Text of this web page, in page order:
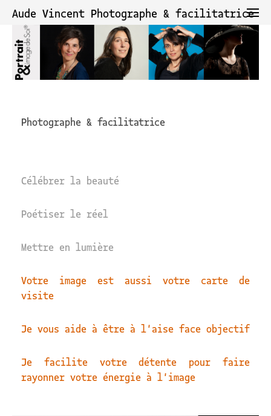
Aude Vincent Photographe & facilitatrice
Photographe & facilitatrice
Célébrer la beauté
Poétiser le réel
Mettre en lumière
Votre image est aussi votre carte de
visite
Je vous aide à être à l'aise face objectif
Je facilite votre détente pour faire
rayonner votre énergie à l'image